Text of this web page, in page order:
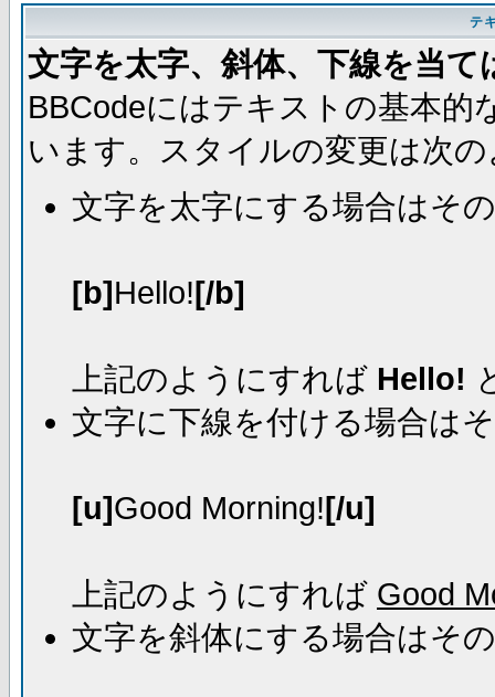
テ
文字を太字、斜体、下線を当て
BBCodeにはテキストの基本
います。スタイルの変更は次
文字を太字にする場合はそ
[b]Hello![/b]
上記のようにすれば Hello!
文字に下線を付ける場合は
[u]Good Morning![/u]
上記のようにすれば Good
文字を斜体にする場合はそ